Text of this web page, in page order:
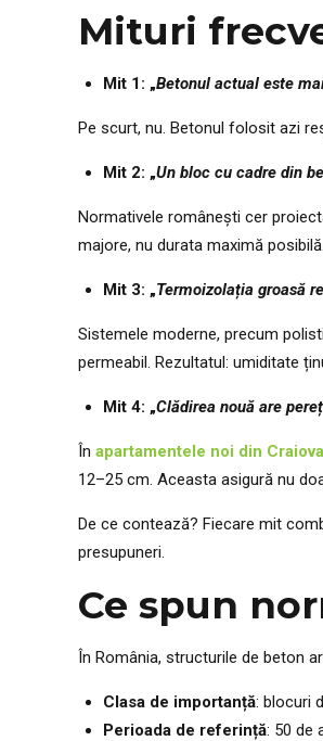
Mituri
Mit 1: „Betonul actual este
Pe scurt, nu. Betonul folosit azi
Mit 2: „Un bloc cu cadre din
Normativele românești cer
majore, nu durata maximă
Mit 3: „Termoizolația groasă
Sistemele moderne, precum
permeabil. Rezultatul: umiditate
Mit 4: „Clădirea nouă are
În apartamentele noi din Craiova
12–25 cm. Aceasta asigură nu
De ce contează? Fiecare mit
presupuneri.
Ce spun
În România, structurile de beton
Clasa de importanță: blocuri
Perioada de referință: 50 de